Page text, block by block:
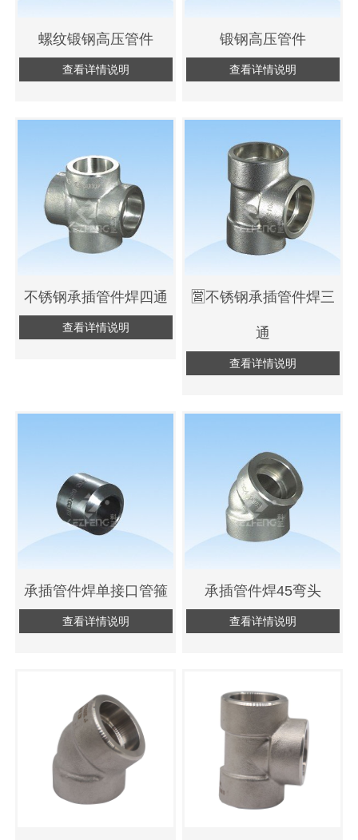
螺纹锻钢高压管件
查看详情说明
锻钢高压管件
查看详情说明
不锈钢承插管件焊四通
查看详情说明
🈺不锈钢承插管件焊三
通
查看详情说明
承插管件焊单接口管箍
查看详情说明
承插管件焊45弯头
查看详情说明